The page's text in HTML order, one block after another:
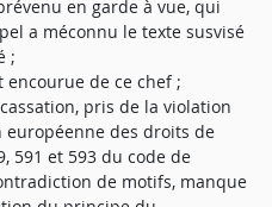
en garde à vue, qui
a méconnu le texte susvisé
;
encourue de ce chef ;
pris de la violation
européenne des droits de
591 et 593 du code de
de motifs, manque